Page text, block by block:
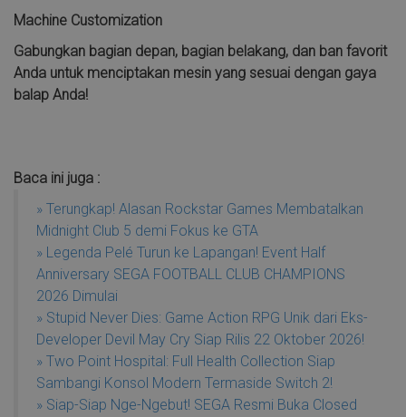
Machine Customization
Gabungkan bagian depan, bagian belakang, dan ban favorit
Anda untuk menciptakan mesin yang sesuai dengan gaya
balap Anda!
Baca ini juga :
» Terungkap! Alasan Rockstar Games Membatalkan
Midnight Club 5 demi Fokus ke GTA
» Legenda Pelé Turun ke Lapangan! Event Half
Anniversary SEGA FOOTBALL CLUB CHAMPIONS
2026 Dimulai
» Stupid Never Dies: Game Action RPG Unik dari Eks-
Developer Devil May Cry Siap Rilis 22 Oktober 2026!
» Two Point Hospital: Full Health Collection Siap
Sambangi Konsol Modern Termaside Switch 2!
» Siap-Siap Nge-Ngebut! SEGA Resmi Buka Closed